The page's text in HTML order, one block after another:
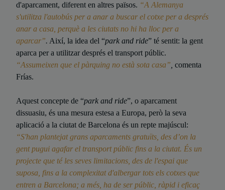
d'aparcament, diferent en altres països. “A Alemanya
s'utilitza l'autobús per a anar a buscar el cotxe per a després
anar a casa, perquè a les ciutats no hi ha lloc per a
aparcar”. Així, la idea del “park and ride” té sentit: la gent
aparca per a utilitzar després el transport públic.
“Assumeixen que el pàrquing no està sota casa” comenta
Frías.
Aquest concepte de “park and ride”, o aparcament
dissuasiu, és una mesura estesa a Europa, però la seva
aplicació a la ciutat de Barcelona és un repte majúscul:
“S'han plantejat grans aparcaments gratuïts, des d’on la
gent pugui agafar el transport públic fins a la ciutat. És un
projecte que té les seves limitacions, des de l'espai que
suposa, fins a la complexitat d'albergar tots els cotxes que
entren a Barcelona; a més, ha de ser públic, ràpid i eficaç